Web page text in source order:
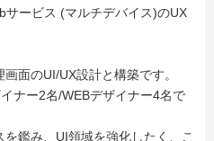
サービス (マルチデバイス)のUX
面のUI/UX設計と構築です。
ナー2名/WEBデザイナー4名で
鑑み、UI領域を強化したく、こ